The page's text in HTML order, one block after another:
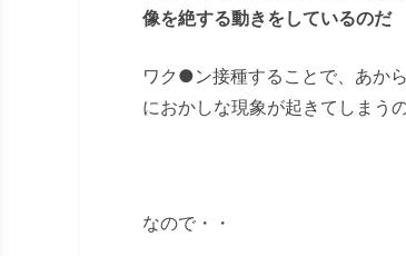
像を絶する動きをしているのだ
ワク ●ン接種することで、あか
におかしな現象が起きてしまう
なので・・